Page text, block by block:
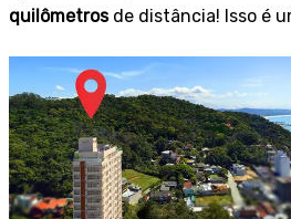
quilômetrosde distância! Isso é